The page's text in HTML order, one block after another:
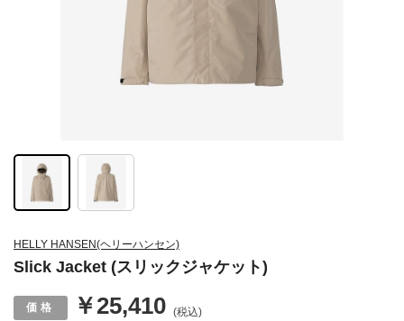
HELLY HANSEN(ヘリーハンセン)
Slick Jacket (スリックジャケット)
￥25,410 (税込)